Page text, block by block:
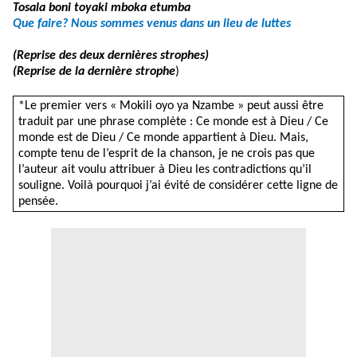
Tosala boni toyaki mboka etumba
Que faire? Nous sommes venus dans un lieu de luttes
(Reprise des deux dernières strophes)
(Reprise de la dernière strophe)
*Le premier vers « Mokili oyo ya Nzambe » peut aussi être
traduit par une phrase complète : Ce monde est à Dieu / Ce
monde est de Dieu / Ce monde appartient à Dieu. Mais,
compte tenu de l’esprit de la chanson, je ne crois pas que
l’auteur ait voulu attribuer à Dieu les contradictions qu’il
souligne. Voilà pourquoi j’ai évité de considérer cette ligne de
pensée.